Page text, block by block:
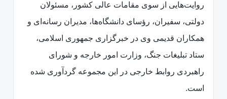
روایت‌هایی از سوی مقامات عالی کشور، مسئولان
دولتی، سفیران، رؤسای دانشگاه‌ها، مدیران رسانه‌ای و
همکاران قدیمی وی در خبرگزاری جمهوری اسلامی،
ستاد تبلیغات جنگ، وزارت امور خارجه و شورای
راهبردی روابط خارجی در این مجموعه گردآوری شده
است.